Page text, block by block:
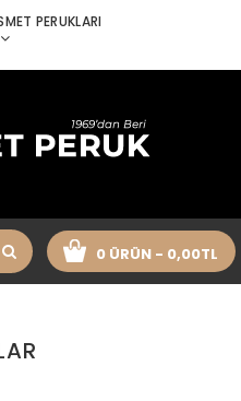
PERUKLARI
0 ÜRÜN - 0,00TL